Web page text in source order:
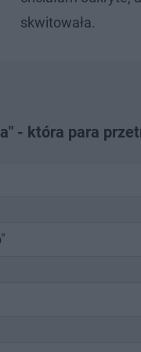
skwitowała.
- która para